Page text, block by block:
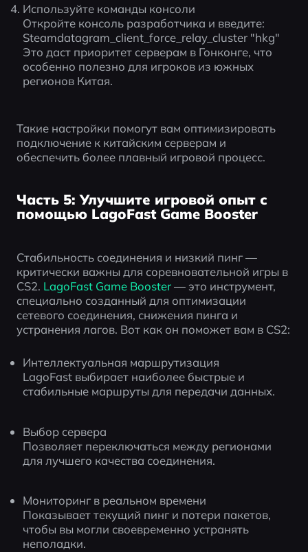
Используйте команды консоли
Откройте консоль разработчика и введите:
Steamdatagram_client_force_relay_cluster "hkg"
Это даст приоритет серверам в Гонконге, что
особенно полезно для игроков из южных
регионов Китая.
Такие настройки помогут вам оптимизировать
подключение к китайским серверам и
обеспечить более плавный игровой процесс.
Часть 5: Улучшите игровой опыт с
помощью LagoFast Game Booster
Стабильность соединения и низкий пинг —
критически важны для соревновательной игры в
CS2. LagoFast Game Booster — это инструмент,
специально созданный для оптимизации
сетевого соединения, снижения пинга и
устранения лагов. Вот как он поможет вам в CS2:
Интеллектуальная маршрутизация
LagoFast выбирает наиболее быстрые и
стабильные маршруты для передачи данных.
Выбор сервера
Позволяет переключаться между регионами
для лучшего качества соединения.
Мониторинг в реальном времени
Показывает текущий пинг и потери пакетов,
чтобы вы могли своевременно устранять
неполадки.